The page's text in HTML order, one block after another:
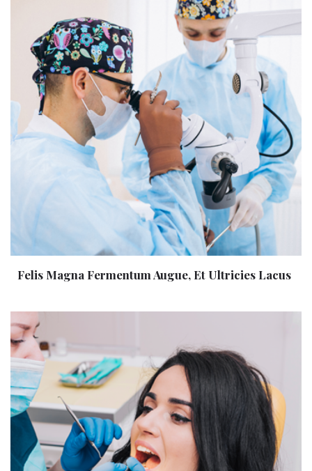
Felis Magna Fermentum Augue, Et Ultricies Lacus